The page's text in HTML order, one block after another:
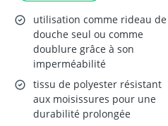
utilisation comme rideau de
douche seul ou comme
doublure grâce à son
imperméabilité
tissu de polyester résistant
aux moisissures pour une
durabilité prolongée